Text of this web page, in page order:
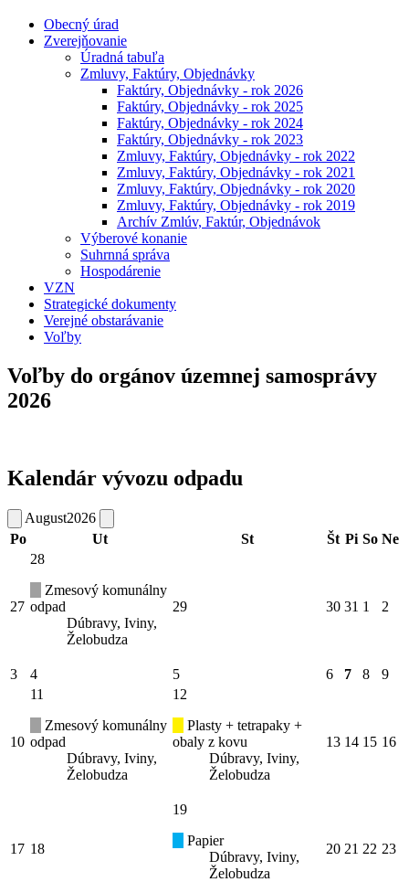
Obecný úrad
Zverejňovanie
Úradná tabuľa
Zmluvy, Faktúry, Objednávky
Faktúry, Objednávky - rok 2026
Faktúry, Objednávky - rok 2025
Faktúry, Objednávky - rok 2024
Faktúry, Objednávky - rok 2023
Zmluvy, Faktúry, Objednávky - rok 2022
Zmluvy, Faktúry, Objednávky - rok 2021
Zmluvy, Faktúry, Objednávky - rok 2020
Zmluvy, Faktúry, Objednávky - rok 2019
Archív Zmlúv, Faktúr, Objednávok
Výberové konanie
Suhrnná správa
Hospodárenie
VZN
Strategické dokumenty
Verejné obstarávanie
Voľby
Voľby do orgánov územnej samosprávy
2026
Kalendár vývozu odpadu
August2026
Po
Ut St Št Pi So Ne
27
28
Zmesový komunálny
odpad
Dúbravy, Iviny,
Želobudza
29 30 31 1 2
3 4 5 6 7 8 9
10
11
Zmesový komunálny
odpad
Dúbravy, Iviny,
Želobudza
12
Plasty + tetrapaky +
obaly z kovu
Dúbravy, Iviny,
Želobudza
13 14 15 16
17 18
19
Papier
Dúbravy, Iviny,
Želobudza
20 21 22 23